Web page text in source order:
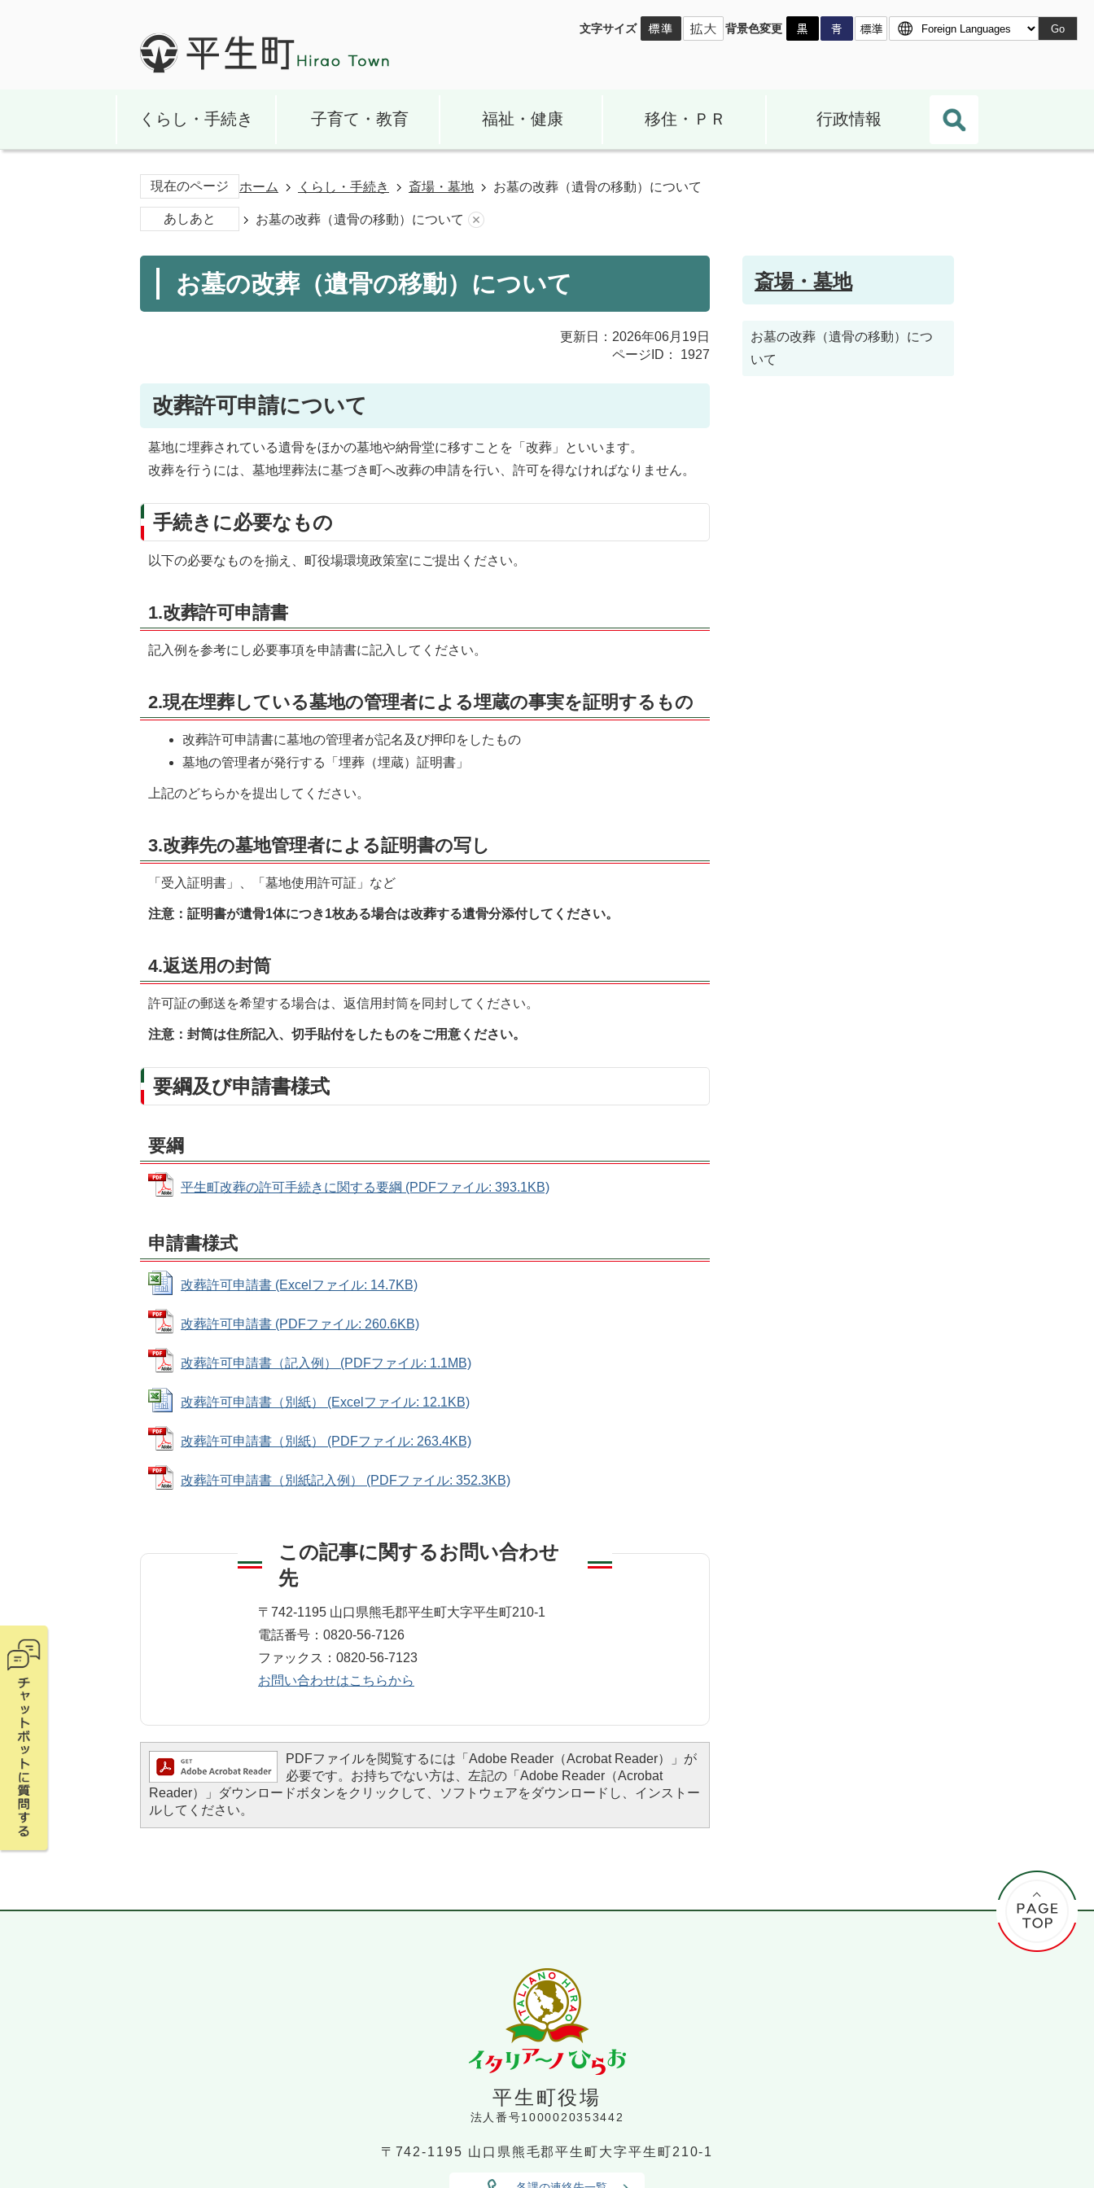
文字サイズ 背景色変更 Go
くらし・手続き 子育て・教育 福祉・健康 移住・ＰＲ 行政情報
現在のページ ホーム くらし・手続き 斎場・墓地 お墓の改葬（遺骨の移動）について
あしあと お墓の改葬（遺骨の移動）について
お墓の改葬（遺骨の移動）について
更新日：2026年06月19日
ページID：
1927
改葬許可申請について
墓地に埋葬されている遺骨をほかの墓地や納骨堂に移すことを「改葬」といいます。
改葬を行うには、墓地埋葬法に基づき町へ改葬の申請を行い、許可を得なければなりません。
手続きに必要なもの
以下の必要なものを揃え、町役場環境政策室にご提出ください。
1.改葬許可申請書
記入例を参考にし必要事項を申請書に記入してください。
2.現在埋葬している墓地の管理者による埋蔵の事実を証明するもの
改葬許可申請書に墓地の管理者が記名及び押印をしたもの
墓地の管理者が発行する「埋葬（埋蔵）証明書」
上記のどちらかを提出してください。
3.改葬先の墓地管理者による証明書の写し
「受入証明書」、「墓地使用許可証」など
注意：証明書が遺骨1体につき1枚ある場合は改葬する遺骨分添付してください。
4.返送用の封筒
許可証の郵送を希望する場合は、返信用封筒を同封してください。
注意：封筒は住所記入、切手貼付をしたものをご用意ください。
要綱及び申請書様式
要綱
平生町改葬の許可手続きに関する要綱 (PDFファイル: 393.1KB)
申請書様式
改葬許可申請書 (Excelファイル: 14.7KB)
改葬許可申請書 (PDFファイル: 260.6KB)
改葬許可申請書（記入例） (PDFファイル: 1.1MB)
改葬許可申請書（別紙） (Excelファイル: 12.1KB)
改葬許可申請書（別紙） (PDFファイル: 263.4KB)
改葬許可申請書（別紙記入例） (PDFファイル: 352.3KB)
この記事に関するお問い合わせ
先
環境政策室
〒742-1195 山口県熊毛郡平生町大字平生町210-1
電話番号：0820-56-7126
ファックス：0820-56-7123
お問い合わせはこちらから
PDFファイルを閲覧するには「Adobe Reader（Acrobat Reader）」が
必要です。お持ちでない方は、左記の「Adobe Reader（Acrobat
Reader）」ダウンロードボタンをクリックして、ソフトウェアをダウンロードし、インストー
ルしてください。
斎場・墓地
お墓の改葬（遺骨の移動）につ
いて
平生町役場
法人番号1000020353442
〒742-1195 山口県熊毛郡平生町大字平生町210-1